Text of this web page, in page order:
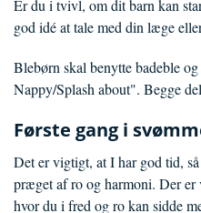
Er du i tvivl, om dit barn kan
god idé at tale med din læge
Blebørn skal benytte badeble
Nappy/Splash about". Begge
Første gang i
Det er vigtigt, at I har god tid,
præget af ro og harmoni. Der er
hvor du i fred og ro kan sidde